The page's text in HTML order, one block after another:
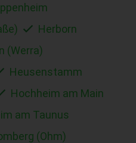
Herborn
(Werra)
Heusenstamm
Hochheim am Main
am Taunus
(Ohm)